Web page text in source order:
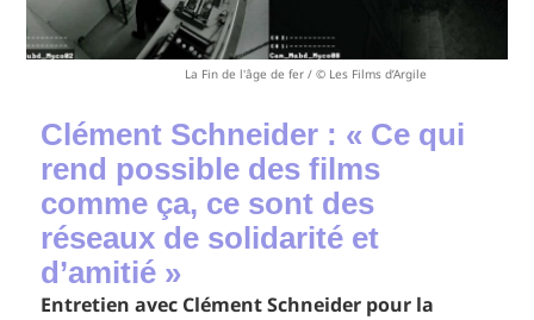
La Fin de l'âge de fer / © Les Films d’Argile
Clément Schneider : « Ce qui
rend possible des films
comme ça, ce sont des
réseaux de solidarité et
d’amitié »
Entretien avec Clément Schneider pour la